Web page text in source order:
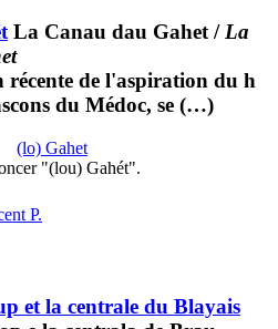
La Canau dau Gahet/La
récente de l'aspiration du h
du Médoc, se (…)
(lo) Gahet
"(lou) Gahét".
P.
et la centrale du Blayais